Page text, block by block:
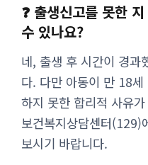
❓ 출생신고를 못한
수 있나요?
네, 출생 후 시간이 경과
다. 다만 아동이 만 18
하지 못한 합리적 사유
보건복지상담센터(129)
보시기 바랍니다.